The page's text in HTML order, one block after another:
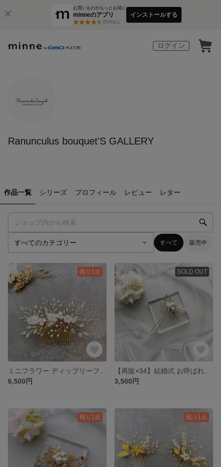
お買いものがもっとお得に
minneのアプリ
3万件以上
インストールする
ログイン
Ranunculus bouquet'S GALLERY
作品一覧 シリーズ プロフィール レビュー レター
すべて 販売中
残り1点
6,500円
SOLD OUT
3,500円
残り1点 残り1点